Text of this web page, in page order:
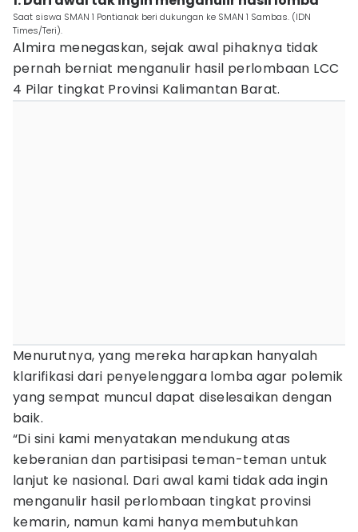
Saat siswa SMAN 1 Pontianak beri dukungan ke SMAN 1 Sambas. (IDN
Times/Teri).
Almira menegaskan, sejak awal pihaknya tidak
pernah berniat menganulir hasil perlombaan LCC
4 Pilar tingkat Provinsi Kalimantan Barat.
Menurutnya, yang mereka harapkan hanyalah
klarifikasi dari penyelenggara lomba agar polemik
yang sempat muncul dapat diselesaikan dengan
baik.
“Di sini kami menyatakan mendukung atas
keberanian dan partisipasi teman-teman untuk
lanjut ke nasional. Dari awal kami tidak ada ingin
menganulir hasil perlombaan tingkat provinsi
kemarin, namun kami hanya membutuhkan